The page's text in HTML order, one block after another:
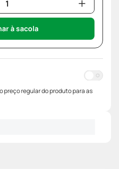
à sacola
preço regular do produto para as